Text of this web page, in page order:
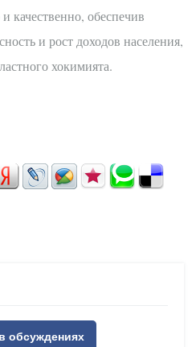
качественно, обеспечив
и рост доходов населения,
хокимията.
обсуждениях